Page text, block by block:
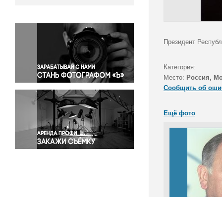
Окружающая среда
Политика
Правосудие
Происшествия и конфликты
Религия
Светская жизнь
Спорт
Экология
Экономика и бизнес
Президент
Категория:
Место: Россия,
Сообщить об
Ещё фото